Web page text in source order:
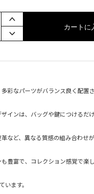
カートに
彩なパーツがバランス良く配置
インは、バッグや鍵につけるだ
など、異なる質感の組み合わせ
豊富で、コレクション感覚で楽し
ます。